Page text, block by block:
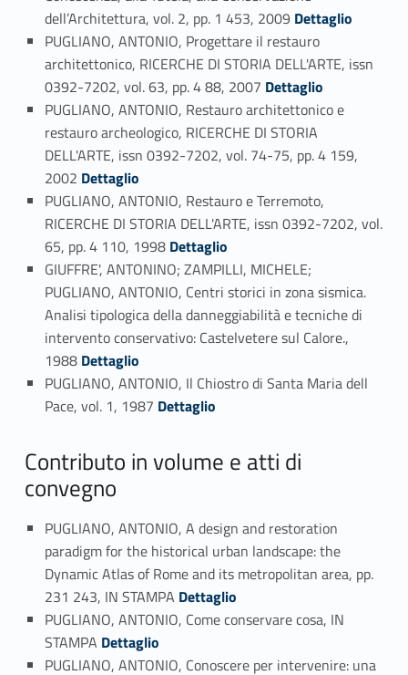
dell’Architettura, vol. 2, pp. 1 453, 2009 Link identifier #identifier_person_111414-33
Dettaglio
PUGLIANO, ANTONIO, Progettare il restauro
architettonico, RICERCHE DI STORIA DELL'ARTE, issn
0392-7202, vol. 63, pp. 4 88, 2007 Link identifier #identifier_person_129246-34
Dettaglio
PUGLIANO, ANTONIO, Restauro architettonico e
restauro archeologico, RICERCHE DI STORIA
DELL'ARTE, issn 0392-7202, vol. 74-75, pp. 4 159,
2002 Link identifier #identifier_person_177994-35
Dettaglio
PUGLIANO, ANTONIO, Restauro e Terremoto,
RICERCHE DI STORIA DELL'ARTE, issn 0392-7202, vol.
65, pp. 4 110, 1998 Link identifier #identifier_person_62641-36
Dettaglio
GIUFFRE', ANTONINO; ZAMPILLI, MICHELE;
PUGLIANO, ANTONIO, Centri storici in zona sismica.
Analisi tipologica della danneggiabilità e tecniche di
intervento conservativo: Castelvetere sul Calore.,
1988 Link identifier #identifier_person_48384-37
Dettaglio
PUGLIANO, ANTONIO, Il Chiostro di Santa Maria dell
Pace, vol. 1, 1987 Link identifier #identifier_person_175734-38
Dettaglio
Contributo in volume e atti di
convegno
PUGLIANO, ANTONIO, A design and restoration
paradigm for the historical urban landscape: the
Dynamic Atlas of Rome and its metropolitan area, pp.
231 243, IN STAMPA Link identifier #identifier_person_42915-39
Dettaglio
PUGLIANO, ANTONIO, Come conservare cosa, IN
STAMPA Link identifier #identifier_person_133093-40
Dettaglio
PUGLIANO, ANTONIO, Conoscere per intervenire: una